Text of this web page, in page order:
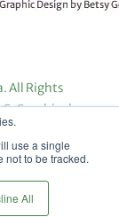
use a single
not to be tracked.
All
All Rights
Graphics by